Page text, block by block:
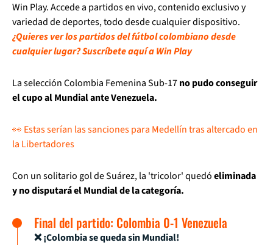
Win Play. Accede a partidos en vivo, contenido exclusivo y
variedad de deportes, todo desde cualquier dispositivo.
¿Quieres ver los partidos del fútbol colombiano desde
cualquier lugar? Suscríbete aquí a Win Play
La selección Colombia Femenina Sub-17no pudo conseguir
el cupo al Mundial ante Venezuela.
👀 Estas serían las sanciones para Medellín tras altercado en
la Libertadores
Con un solitario gol de Suárez, la 'tricolor' quedóeliminada
y no disputará el Mundial de la categoría.
Final del partido: Colombia 0-1 Venezuela
❌ ¡Colombia se queda sin Mundial!